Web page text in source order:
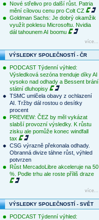
Nové střelivo pro další růst. Patria
mění cílovou cenu pro Colt CZ
Goldman Sachs: Je dobrý okamžik
využít poklesu Microsoftu. Nvidia
dál tahounem AI boomu
více...
VÝSLEDKY SPOLEČNOSTÍ - ČR
PODCAST Týdenní výhled:
Výsledková sezóna trenduje díky AI
vysoko nad odhady a Bessent brání
státní dluhopisy
TSMC umlčela obavy z ochlazení
AI. Tržby dál rostou o desítky
procent
PREVIEW: ČEZ by měl vykázat
slabší provozní výsledky. K růstu
zisku ale pomůže konec windfall
tax
CSG výrazně překonala odhady.
Obranná divize táhne růst, výhled
potvrzen
Růst MercadoLibre akceleruje na 50
%. Podle trhu ale roste příliš draze
více...
VÝSLEDKY SPOLEČNOSTÍ - SVĚT
PODCAST Týdenní výhled: